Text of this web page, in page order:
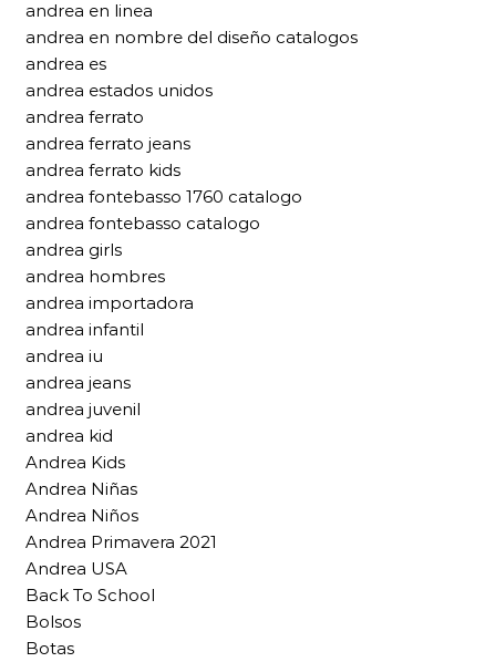
andrea en linea
andrea en nombre del diseño catalogos
andrea es
andrea estados unidos
andrea ferrato
andrea ferrato jeans
andrea ferrato kids
andrea fontebasso 1760 catalogo
andrea fontebasso catalogo
andrea girls
andrea hombres
andrea importadora
andrea infantil
andrea iu
andrea jeans
andrea juvenil
andrea kid
Andrea Kids
Andrea Niñas
Andrea Niños
Andrea Primavera 2021
Andrea USA
Back To School
Bolsos
Botas